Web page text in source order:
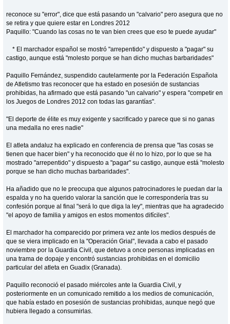
reconoce su "error", dice que está pasando un "calvario" pero asegura que no
se retira y que quiere estar en Londres 2012
Paquillo: "Cuando las cosas no te van bien crees que eso te puede ayudar"
* El marchador español se mostró "arrepentido" y dispuesto a "pagar" su
castigo, aunque está "molesto porque se han dicho muchas barbaridades"
Paquillo Fernández, suspendido cautelarmente por la Federación Española
de Atletismo tras reconocer que ha estado en posesión de sustancias
prohibidas, ha afirmado que está pasando "un calvario" y espera "competir en
los Juegos de Londres 2012 con todas las garantías".
"El deporte de élite es muy exigente y sacrificado y parece que si no ganas
una medalla no eres nadie"
El atleta andaluz ha explicado en conferencia de prensa que "las cosas se
tienen que hacer bien" y ha reconocido que él no lo hizo, por lo que se ha
mostrado "arrepentido" y dispuesto a "pagar" su castigo, aunque está "molesto
porque se han dicho muchas barbaridades".
Ha añadido que no le preocupa que algunos patrocinadores le puedan dar la
espalda y no ha querido valorar la sanción que le correspondería tras su
confesión porque al final "será lo que diga la ley", mientras que ha agradecido
"el apoyo de familia y amigos en estos momentos difíciles".
El marchador ha comparecido por primera vez ante los medios después de
que se viera implicado en la "Operación Grial", llevada a cabo el pasado
noviembre por la Guardia Civil, que detuvo a once personas implicadas en
una trama de dopaje y encontró sustancias prohibidas en el domicilio
particular del atleta en Guadix (Granada).
Paquillo reconoció el pasado miércoles ante la Guardia Civil, y
posteriormente en un comunicado remitido a los medios de comunicación,
que había estado en posesión de sustancias prohibidas, aunque negó que
hubiera llegado a consumirlas.